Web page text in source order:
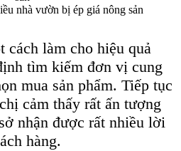
nhà vườn bị ép giá nông sản
cách làm cho hiệu quả
tìm kiếm đơn vị cung
mua sản phẩm. Tiếp tục
cảm thấy rất ấn tượng
nhận được rất nhiều lời
hàng.